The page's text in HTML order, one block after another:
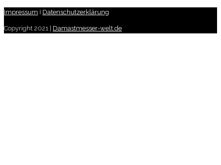
Impressum I Datenschutzerklärung
Copyright 2021 | Damastmesser-welt.de